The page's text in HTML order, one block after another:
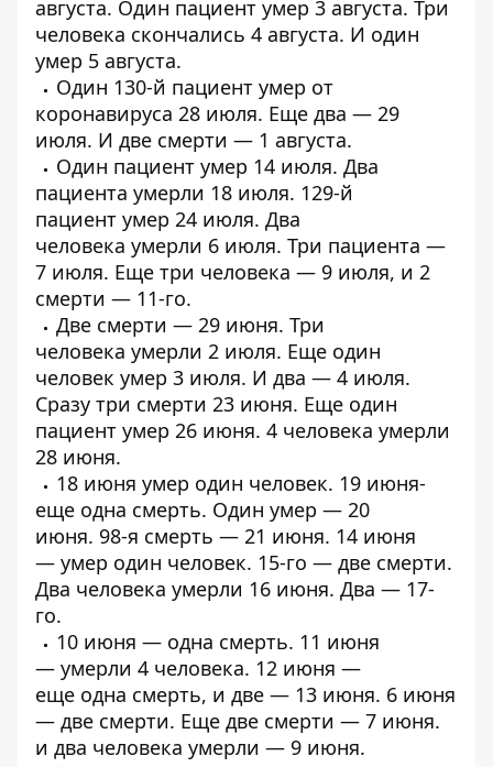
августа. Один пациент умер 3 августа. Три
человека скончались 4 августа. И один
умер 5 августа.
Один 130-й пациент умер от
коронавируса 28 июля. Еще два — 29
июля. И две смерти — 1 августа.
Один пациент умер 14 июля. Два
пациента умерли 18 июля. 129-й
пациент умер 24 июля. Два
человека умерли 6 июля. Три пациента —
7 июля. Еще три человека — 9 июля, и 2
смерти — 11-го.
Две смерти — 29 июня. Три
человека умерли 2 июля. Еще один
человек умер 3 июля. И два — 4 июля.
Сразу три смерти 23 июня. Еще один
пациент умер 26 июня. 4 человека умерли
28 июня.
18 июня умер один человек. 19 июня-
еще одна смерть. Один умер — 20
июня. 98-я смерть — 21 июня. 14 июня
— умер один человек. 15-го — две смерти.
Два человека умерли 16 июня. Два — 17-
го.
10 июня — одна смерть. 11 июня
— умерли 4 человека. 12 июня —
еще одна смерть, и две — 13 июня. 6 июня
— две смерти. Еще две смерти — 7 июня.
и два человека умерли — 9 июня.